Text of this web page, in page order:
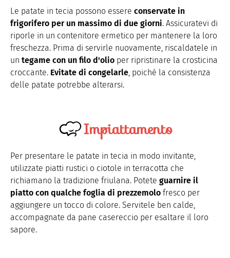
Le patate in tecia possono essere conservate in
frigorifero per un massimo di due giorni. Assicuratevi di
riporle in un contenitore ermetico per mantenere la loro
freschezza. Prima di servirle nuovamente, riscaldatele in
un tegame con un filo d'olio per ripristinare la crosticina
croccante. Evitate di congelarle, poiché la consistenza
delle patate potrebbe alterarsi.
Impiattamento
Per presentare le patate in tecia in modo invitante,
utilizzate piatti rustici o ciotole in terracotta che
richiamano la tradizione friulana. Potete guarnire il
piatto con qualche foglia di prezzemolo fresco per
aggiungere un tocco di colore. Servitele ben calde,
accompagnate da pane casereccio per esaltare il loro
sapore.